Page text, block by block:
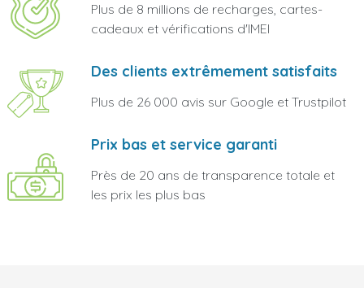
Plus de 8 millions de recharges, cartes-
cadeaux et vérifications d'IMEI
Des clients extrêmement satisfaits
Plus de 26 000 avis sur Google et Trustpilot
Prix bas et service garanti
Près de 20 ans de transparence totale et
les prix les plus bas